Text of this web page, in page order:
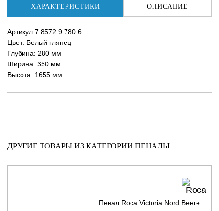
ХАРАКТЕРИСТИКИ ОПИСАНИЕ
Артикул:7.8572.9.780.6
Цвет: Белый глянец
Глубина: 280 мм
Ширина: 350 мм
Высота: 1655 мм
ДРУГИЕ ТОВАРЫ ИЗ КАТЕГОРИИ ПЕНАЛЫ
Пенал Roca Victoria Nord Венге